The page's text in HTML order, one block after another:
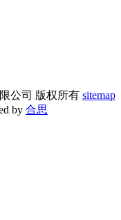
公司 版权所有 sitemap
by 合思